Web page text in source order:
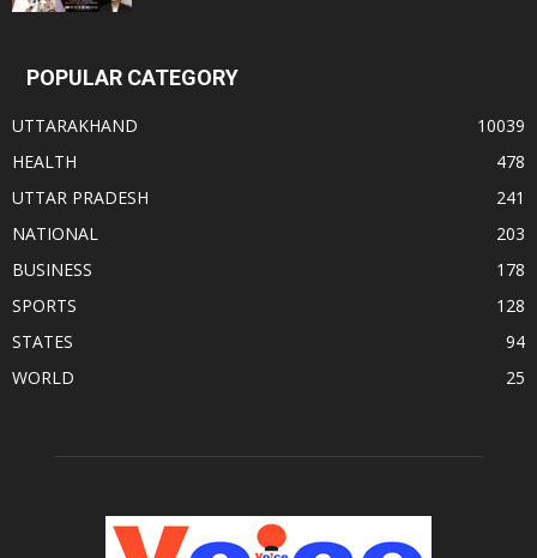
POPULAR CATEGORY
UTTARAKHAND
10039
HEALTH
478
UTTAR PRADESH
241
NATIONAL
203
BUSINESS
178
SPORTS
128
STATES
94
WORLD
25